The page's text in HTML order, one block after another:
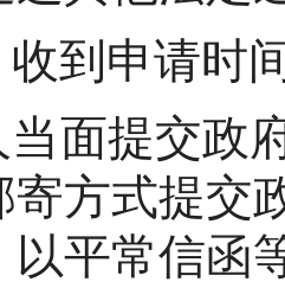
收到申请时
当面提交政
寄方式提交
以平常信函